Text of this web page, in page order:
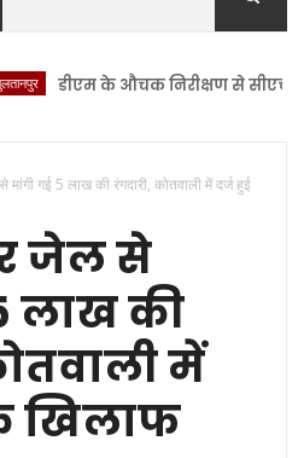
डीएम के औचक निरीक्षण से सीएचसी
गई 5 लाख की रंगदारी, कोतवाली में दर्ज हुई
जेल से
लाख की
में
खिलाफ